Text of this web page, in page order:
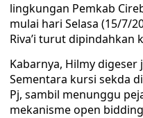
lingkungan Pemkab
mulai hari Selasa (15/7/
Riva’i turut dipindahkan
Kabarnya, Hilmy digeser
Sementara kursi sekda
Pj, sambil menunggu
mekanisme open